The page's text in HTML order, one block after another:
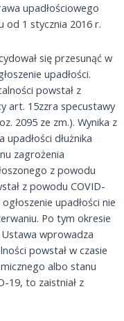
upadłościowego
od 1 stycznia 2016 r.
się przesunąć w
upadłości.
powstał z
art. 15zzra specustawy
2095 ze zm.). Wynika z
dłużnika
zagrożenia
z powodu
z powodu COVID-
upadłości nie
Po tym okresie
wprowadza
powstał w czasie
albo stanu
19, to zaistniał z